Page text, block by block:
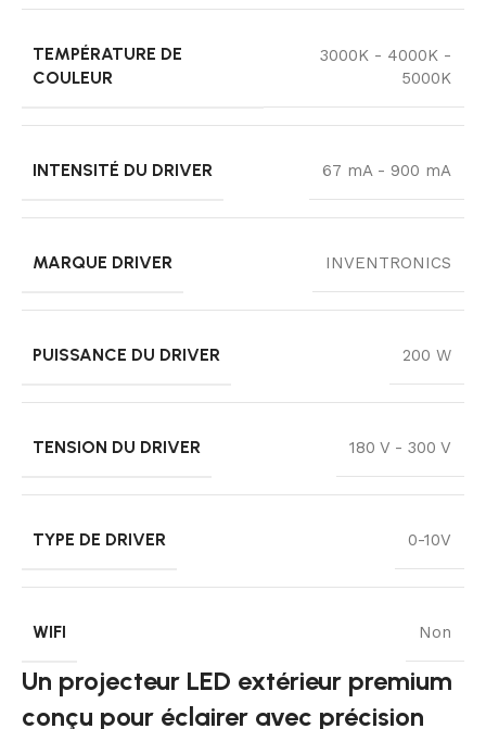
TEMPÉRATURE DE
COULEUR
3000K - 4000K -
5000K
INTENSITÉ DU DRIVER 67 mA - 900 mA
MARQUE DRIVER INVENTRONICS
PUISSANCE DU DRIVER 200 W
TENSION DU DRIVER 180 V - 300 V
TYPE DE DRIVER 0-10V
WIFI Non
Un projecteur LED extérieur premium
conçu pour éclairer avec précision